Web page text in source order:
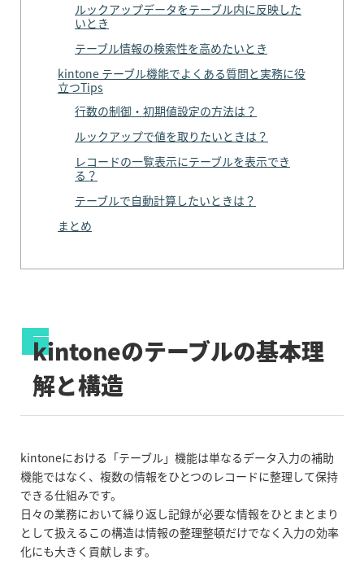
ルックアップデータをテーブル内に反映した
いとき
テーブル情報の検索性を高めたいとき
kintone テーブル機能でよくある質問と実務に役
立つTips
行数の制御・初期値設定の方法は？
ルックアップで値を取りたいときは？
レコードの一覧表示にテーブルを表示でき
る？
テーブルで自動計算したいときは？
まとめ
kintoneのテーブルの基本理
解と構造
kintoneにおける「テーブル」機能は単なるデータ入力の補助
機能ではなく、複数の情報をひとつのレコードに整理して保持
できる仕組みです。
日々の業務において繰り返し記録が必要な情報をひとまとまり
として扱えるこの構造は情報の整理整頓だけでなく入力の効率
化にも大きく貢献します。